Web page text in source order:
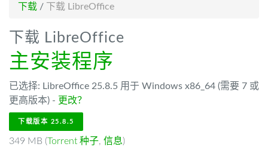
下载 / 下载 LibreOffice
下载 LibreOffice
主安装程序
已选择: LibreOffice 25.8.5 用于 Windows x86_64 (需要 7 或
更高版本) - 更改？
下载版本 25.8.5
349 MB (Torrent 种子, 信息)